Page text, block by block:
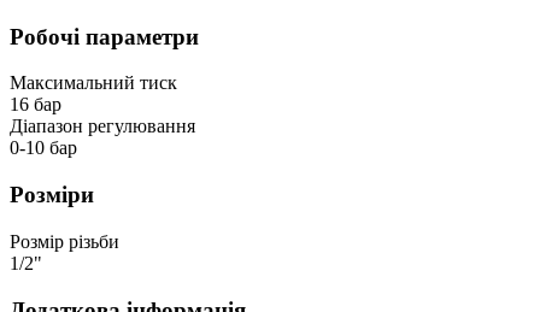
Робочі параметри
Максимальний тиск
16 бар
Діапазон регулювання
0-10 бар
Розміри
Розмір різьби
1/2"